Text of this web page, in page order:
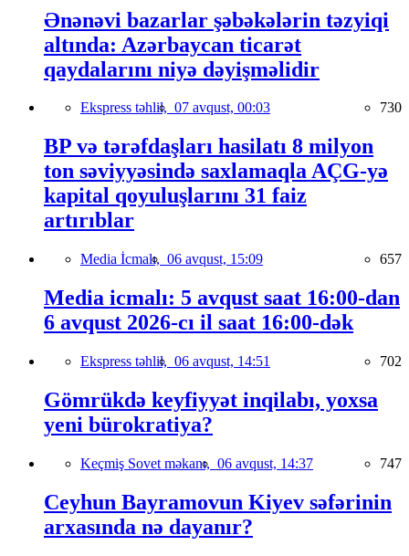
Ənənəvi bazarlar şəbəkələrin təzyiqi
altında: Azərbaycan ticarət
qaydalarını niyə dəyişməlidir
Ekspress təhlil, 07 avqust, 00:03 730
BP və tərəfdaşları hasilatı 8 milyon
ton səviyyəsində saxlamaqla AÇG-yə
kapital qoyuluşlarını 31 faiz
artırıblar
Media İcmalı, 06 avqust, 15:09 657
Media icmalı: 5 avqust saat 16:00-dan
6 avqust 2026-cı il saat 16:00-dək
Ekspress təhlil, 06 avqust, 14:51 702
Gömrükdə keyfiyyət inqilabı, yoxsa
yeni bürokratiya?
Keçmiş Sovet məkanı, 06 avqust, 14:37 747
Ceyhun Bayramovun Kiyev səfərinin
arxasında nə dayanır?